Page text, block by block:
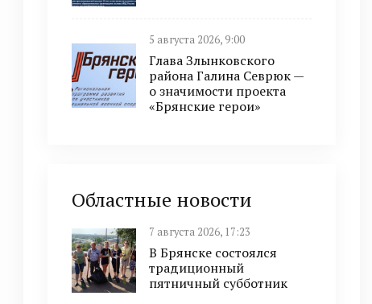
5 августа 2026, 9:00
Глава Злынковского
района Галина Севрюк —
о значимости проекта
«Брянские герои»
Областные новости
7 августа 2026, 17:23
В Брянске состоялся
традиционный
пятничный субботник